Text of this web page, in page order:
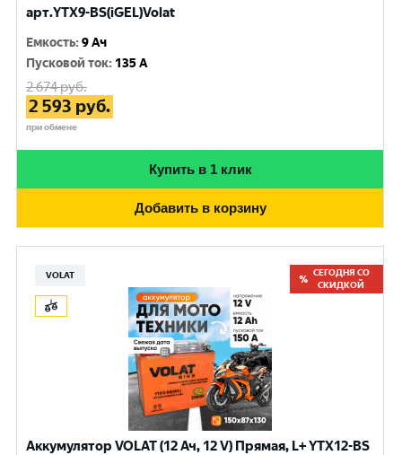
арт.YTX9-BS(iGEL)Volat
Емкость:9 Ач
Пусковой ток: 135 A
2 674руб.
2 593 руб.
при обмене
Купить в 1 клик
Добавить в корзину
VOLAT
СЕГОДНЯ СО
СКИДКОЙ
Аккумулятор VOLAT (12 Ач, 12 V) Прямая, L+ YTX12-BS